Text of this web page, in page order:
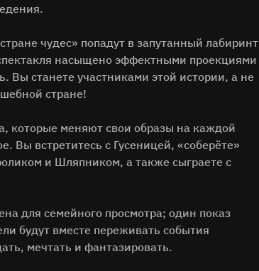
чудес» попадут в запутанный лабиринт
насыщено эффектными проекциями
Вы станете участниками этой истории, а не
стране!
которые меняют свои образы на каждой
Вы встретитесь с Гусеницей, «соберёте»
и Шляпником, а также сыграете с
для семейного просмотра; один показ
будут вместе переживать события
мечтать и фантазировать.